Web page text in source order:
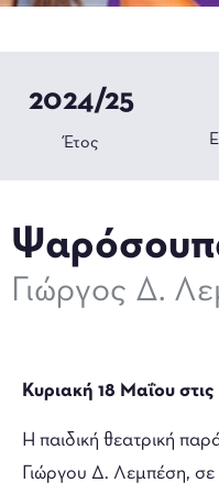
2024/25
Έτος
Γιώργος Δ.
Κυριακή 18 Μαΐου
Η παιδική θεατρική
Γιώργου Δ. Λεμπέση, σε